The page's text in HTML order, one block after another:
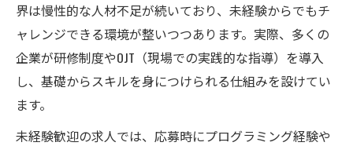
界は慢性的な人材不足が続いており、未経験からでもチ
ャレンジできる環境が整いつつあります。実際、多くの
企業が研修制度やOJT（現場での実践的な指導）を導入
し、基礎からスキルを身につけられる仕組みを設けてい
ます。
未経験歓迎の求人では、応募時にプログラミング経験や